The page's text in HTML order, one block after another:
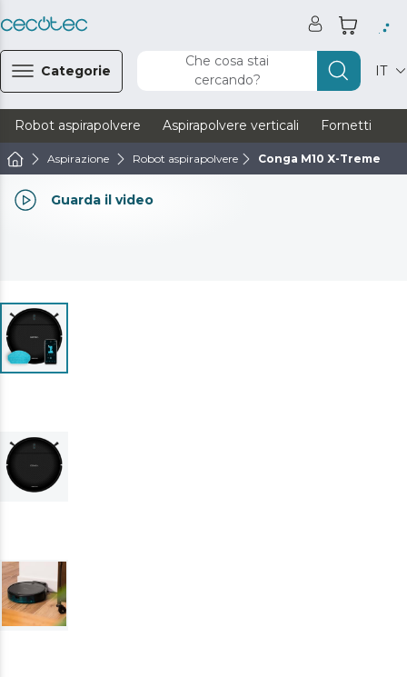
Categorie
Che cosa stai
cercando?
IT
Robot aspirapolvere Aspirapolvere verticali Fornetti
Aspirazione Robot aspirapolvere Conga M10 X-Treme
Guarda il video